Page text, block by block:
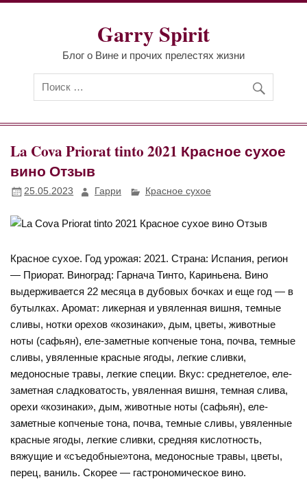
Перейти
Garry Spirit
Блог о Вине и прочих прелестях жизни
La Cova Priorat tinto 2021 Красное сухое
вино Отзыв
25.05.2023 Гарри Красное сухое
Красное сухое. Год урожая: 2021. Страна: Испания, регион
— Приорат. Виноград: Гарнача Тинто, Кариньена. Вино
выдерживается 22 месяца в дубовых бочках и еще год — в
бутылках. Аромат: ликерная и увяленная вишня, темные
сливы, нотки орехов «козинаки», дым, цветы, животные
ноты (сафьян), еле-заметные копченые тона, почва, темные
сливы, увяленные красные ягоды, легкие сливки,
медоносные травы, легкие специи. Вкус: среднетелое, еле-
заметная сладковатость, увяленная вишня, темная слива,
орехи «козинаки», дым, животные ноты (сафьян), еле-
заметные копченые тона, почва, темные сливы, увяленные
красные ягоды, легкие сливки, средняя кислотность,
вяжущие и «съедобные»тона, медоносные травы, цветы,
перец, ваниль. Скорее — гастрономическое вино.